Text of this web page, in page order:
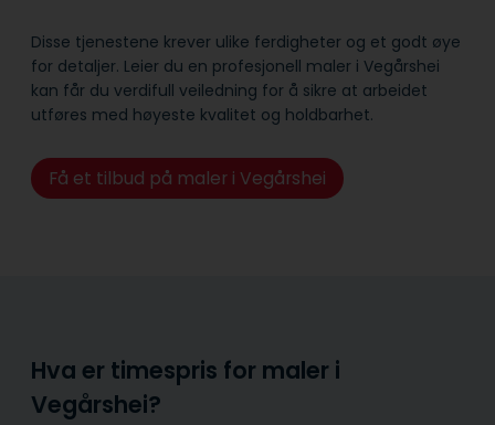
Disse tjenestene krever ulike ferdigheter og et godt øye
for detaljer. Leier du en profesjonell maler i Vegårshei
kan får du verdifull veiledning for å sikre at arbeidet
utføres med høyeste kvalitet og holdbarhet.
Få et tilbud på maler i Vegårshei
Hva er timespris for maler i
Vegårshei?